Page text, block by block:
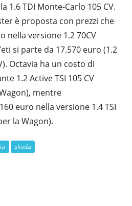
1.6 TDI Monte-Carlo 105 CV.
è proposta con prezzi che
nella versione 1.2 70CV
si parte da 17.570 euro (1.2
Octavia ha un costo di
1.2 Active TSI 105 CV
mentre
euro nella versione 1.4 TSI
la Wagon).
skoda